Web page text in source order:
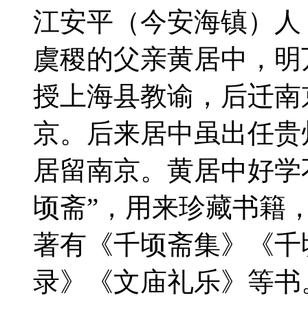
江安平（今安海镇）
虞稷的父亲黄居中，
授上海县教谕，后迁
京。后来居中虽出任
居留南京。黄居中好
顷斋”，用来珍藏书籍
著有《千顷斋集》《
录》《文庙礼乐》等书